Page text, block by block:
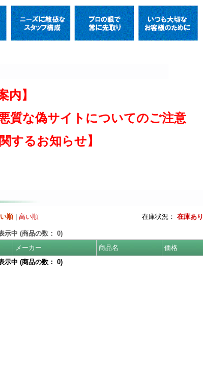
内】
質な偽サイトについてのご注意
するお知らせ】
順| 高い順 在庫状況： 在庫あり
示中 (商品の数： 0)
メーカー 商品名 価格
示中 (商品の数： 0)